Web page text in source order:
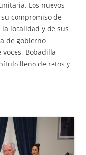
Los nuevos
compromiso de
localidad y de sus
de gobierno
Bobadilla
lleno de retos y